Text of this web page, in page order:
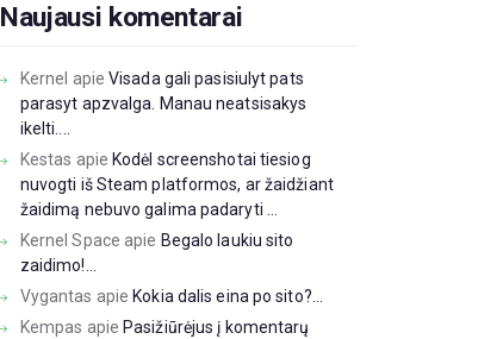
Naujausi komentarai
Kernel apieVisada gali pasisiulyt pats
parasyt apzvalga. Manau neatsisakys
ikelti....
Kestas apie Kodėl screenshotai tiesiog
nuvogti iš Steam platformos, ar žaidžiant
žaidimą nebuvo galima padaryti ...
Kernel Space apie Begalo laukiu sito
zaidimo!...
Vygantas apie Kokia dalis eina po sito?...
Kempas apie Pasižiūrėjus į komentarų